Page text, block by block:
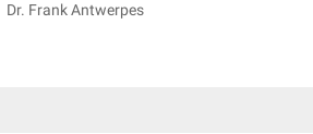
Dr. Frank Antwerpes